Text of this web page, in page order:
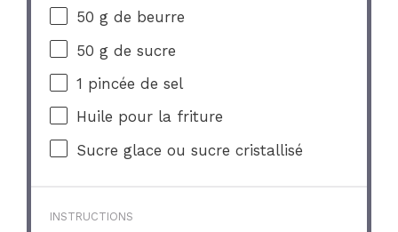
50 g de beurre
50 g de sucre
1 pincée de sel
Huile pour la friture
Sucre glace ou sucre cristallisé
INSTRUCTIONS